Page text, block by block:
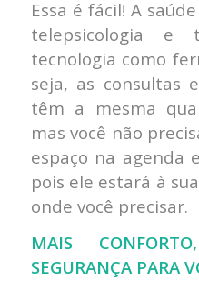
Essa é fácil! A
telepsicologia e
tecnologia como
seja, as consultas
têm a mesma
mas você não
espaço na agenda
pois ele estará à
onde você precisar.
MAIS
SEGURANÇA PARA